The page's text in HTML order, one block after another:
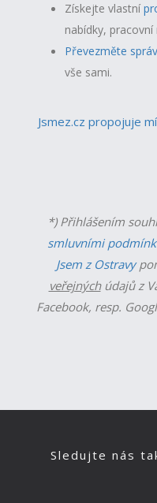
Získejte vlastní
nabídky, pracovní
Převezměte
vše sami.
Jsmez.cz propojuje
*) Přihlášením
smluvními
Jsem z Ostravy
veřejnýchúdajů z
Facebook, resp.
Sledujte nás